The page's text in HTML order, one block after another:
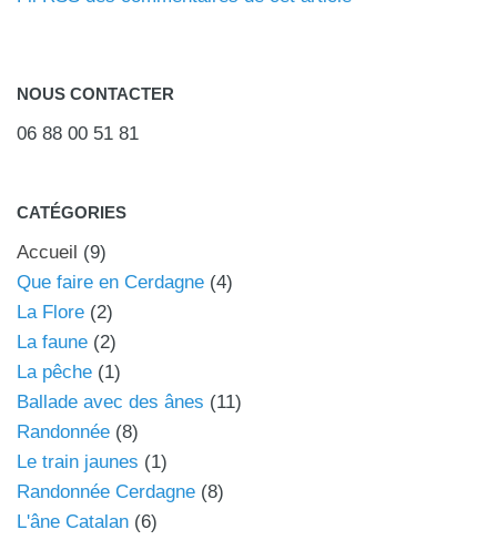
NOUS CONTACTER
06 88 00 51 81
CATÉGORIES
Accueil (9)
Que faire en Cerdagne (4)
La Flore (2)
La faune (2)
La pêche (1)
Ballade avec des ânes (11)
Randonnée (8)
Le train jaunes (1)
Randonnée Cerdagne (8)
L'âne Catalan (6)